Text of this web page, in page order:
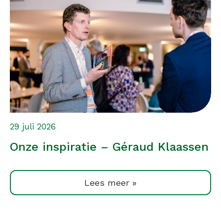
Onze inspiratie – Géraud Klaassen
29 juli 2026
Lees meer »